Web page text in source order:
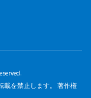
載を禁止します。 著作権